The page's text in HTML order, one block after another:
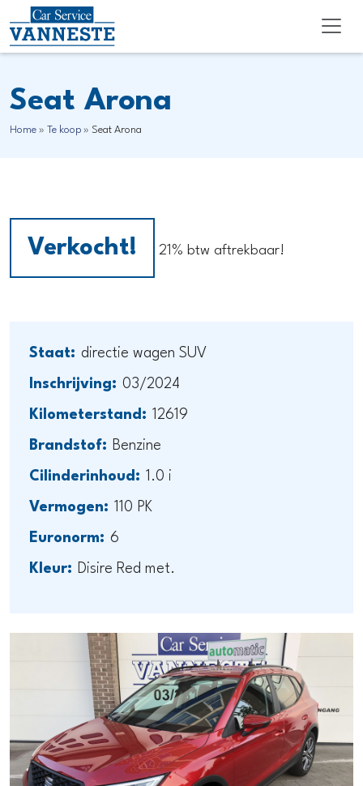
Seat Arona
Home » Te koop » Seat Arona
Verkocht! 21% btw aftrekbaar!
Staat: directie wagen SUV
Inschrijving: 03/2024
Kilometerstand: 12619
Brandstof: Benzine
Cilinderinhoud: 1.0 i
Vermogen: 110 PK
Euronorm: 6
Kleur: Disire Red met.